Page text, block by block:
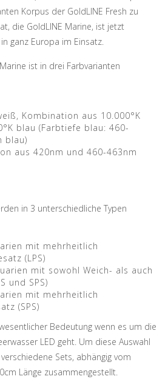
Korpus der GoldLINE Fresh zu
die GoldLINE Marine, ist jetzt
ganz Europa im Einsatz.
ist in drei Farbvarianten
weiß
Kombination aus 10.000°K
blau (Farbtiefe blau: 460-
blau)
aus 420nm und 460-463nm
in 3 unterschiedliche Typen
mit mehrheitlich
(LPS)
mit sowohl Weich- als auch
und SPS)
mit mehrheitlich
(SPS)
Bedeutung wenn es um die
LED geht. Um diese Auswahl
Sets, abhängig vom
Länge zusammengestellt.